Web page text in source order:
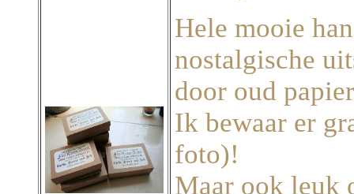
Hele mooie
nostalgische
door oud
Ik bewaar er
foto)!
Maar ook leuk